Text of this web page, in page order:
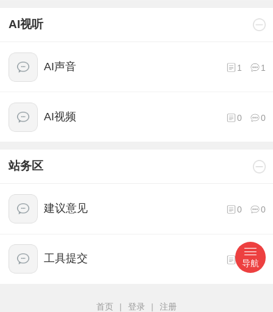
AI视听
AI声音 1 1
AI视频 0 0
站务区
建议意见 0 0
工具提交 2
首页 | 登录 | 注册
导航